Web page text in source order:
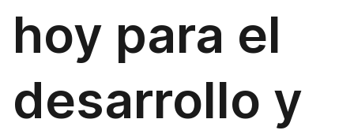
hoy para el
desarrollo y